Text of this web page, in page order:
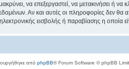
να επεξεργαστεί, να μετακινήσει ή να
Αν και αυτές οι πληροφορίες δεν
εισβολής ή παραβίασης η οποία
από phpBB® Forum Software © phpBB